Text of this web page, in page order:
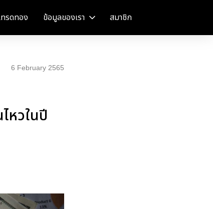
รดทอง ข้อมูลของเรา สมาชิก
6 February 2565
หวในปี